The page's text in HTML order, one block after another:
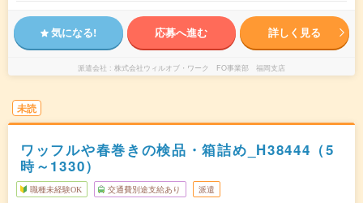
気になる! 応募へ進む 詳しく見る
派遣会社 株式会社ウィルオブ・ワーク FO事業部 福岡支店
未読
ワッフルや春巻きの検品・箱詰め_H38444（5
時～1330）
職種未経験OK 交通費別途支給あり 派遣